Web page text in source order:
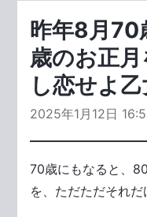
昨年8月70
歳のお正
し恋せよ
2025年1月12日
70歳にもなると、
を、ただただそれ